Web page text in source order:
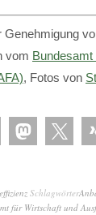
Genehmigung
vom
, Fotos von
Schlagwörter
für Wirtschaft und